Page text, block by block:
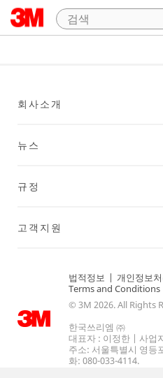
회사소개
뉴스
규정
고객지원
법적정보 | 개인정보
Terms and Conditions
© 3M 2026. All Rights
한국쓰리엠 ㈜
대표자 : 이정한 | 사업
주소: 서울특별시 영등
화: 080-033-4114.